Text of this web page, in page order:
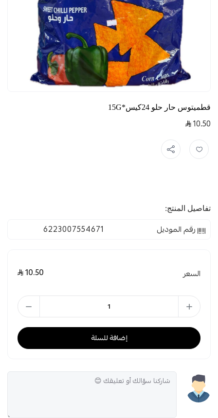
قطميتوس حار حلو 24كيس*15G
10.50
تفاصيل المنتج:
رقم الموديل 6223007554671
السعر 10.50
إضافة للسلة